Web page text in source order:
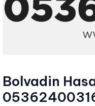
Bolvadin